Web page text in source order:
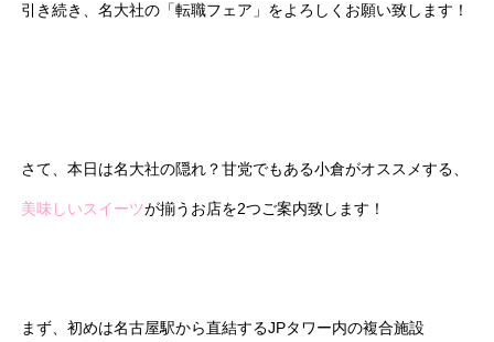
引き続き、名大社の「転職フェア」をよろしくお願い致します！
さて、本日は名大社の隠れ？甘党でもある小倉がオススメする、
美味しいスイーツが揃うお店を2つご案内致します！
まず、初めは名古屋駅から直結するJPタワー内の複合施設